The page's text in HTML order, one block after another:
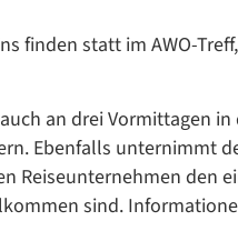
finden statt im AWO-
an drei Vormittagen in
Ebenfalls unternimmt
Reiseunternehmen den
sind.